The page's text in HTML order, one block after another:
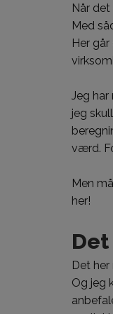
Når
Med
Her
Jeg har
jeg
værd.
Men
her!
Det
Og jeg